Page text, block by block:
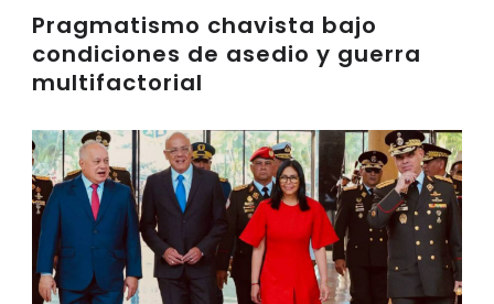
Pragmatismo chavista bajo
condiciones de asedio y guerra
multifactorial